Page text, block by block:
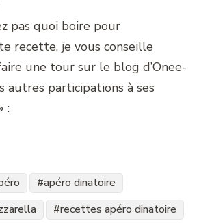
pas quoi boire pour
recette, je vous conseille
une tour sur le blog d’Onee-
autres participations à ses
:
apéro dinatoire
recettes apéro dinatoire